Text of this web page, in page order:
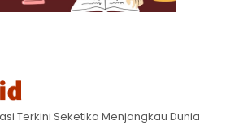
Terkini Seketika Menjangkau Dunia